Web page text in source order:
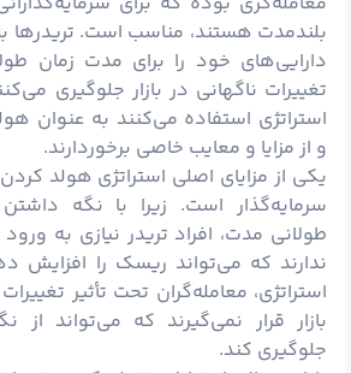
بلندمدت هستند، مناسب است. تریدرها
دارایی‌های خود را برای مدت زمان
تغییرات ناگهانی در بازار جلوگیری
استراتژی استفاده می‌کنند به عنوان
و از مزایا و معایب خاصی برخوردارند.
یکی از مزایای اصلی استراتژی هولد
سرمایه‌گذار است. زیرا با نگه
طولانی مدت، افراد تریدر نیازی به
ندارند که می‌تواند ریسک را افزایش
استراتژی، معامله‌گران تحت تأثیر
بازار قرار نمی‌گیرند که می‌تواند از
جلوگیری کند.